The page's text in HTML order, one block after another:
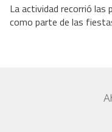
La actividad recorrió las
como parte de las